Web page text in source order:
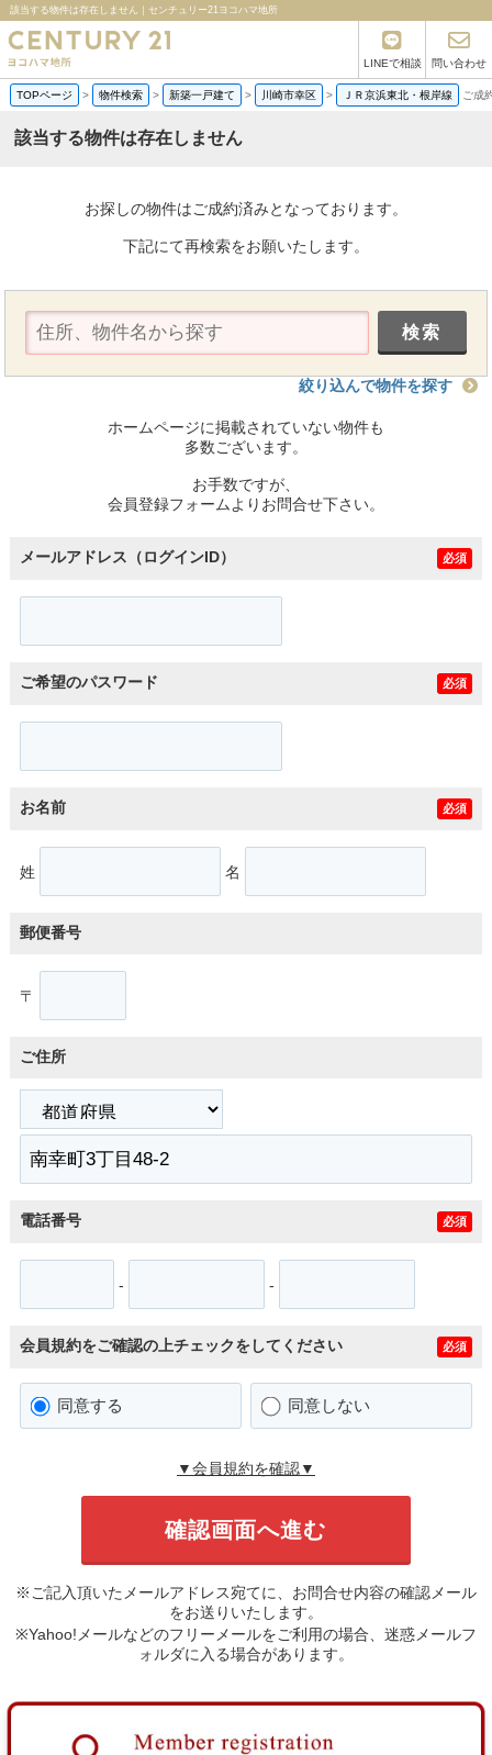
該当する物件は存在しません｜センチュリー21ヨコハマ地所
LINEで相談 問い合わせ
TOPページ > 物件検索 > 新築一戸建て > 川崎市幸区 > ＪＲ京浜東北・根岸線 ご成
該当する物件は存在しません
お探しの物件はご成約済みとなっております。
下記にて再検索をお願いたします。
絞り込んで物件を探す
ホームページに掲載されていない物件も
多数ございます。
お手数ですが、
会員登録フォームよりお問合せ下さい。
メールアドレス（ログインID） 必須
ご希望のパスワード 必須
お名前 必須
姓 名
郵便番号
〒
ご住所
電話番号 必須
- -
会員規約をご確認の上チェックをしてください 必須
同意する 同意しない
▼会員規約を確認▼
※ご記入頂いたメールアドレス宛てに、お問合せ内容の確認メール
をお送りいたします。
※Yahoo!メールなどのフリーメールをご利用の場合、迷惑メールフ
ォルダに入る場合があります。